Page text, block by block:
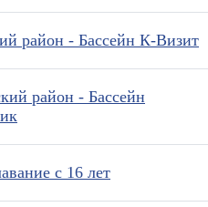
район - Бассейн К-Визит
район - Бассейн
с 16 лет